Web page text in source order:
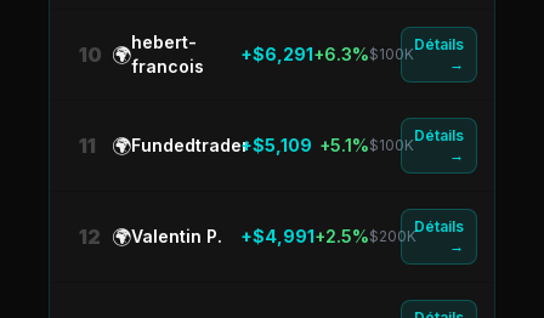
10 🌍
hebert-
francois
+$6,291+6.3%$100K
Détails
→
11 🌍Fundedtrader+$5,109 +5.1%$100K
Détails
→
12 🌍Valentin P. +$4,991+2.5%$200K
Détails
→